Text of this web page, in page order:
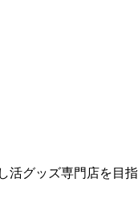
活グッズ専門店を目指